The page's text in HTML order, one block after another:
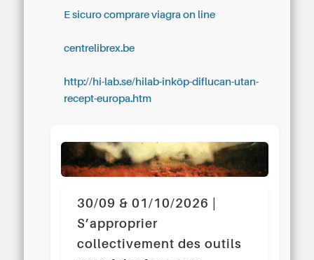
E sicuro comprare viagra on line
centrelibrex.be
http://hi-lab.se/hilab-inköp-diflucan-utan-
recept-europa.htm
30/09 & 01/10/2026 |
S’approprier
collectivement des outils